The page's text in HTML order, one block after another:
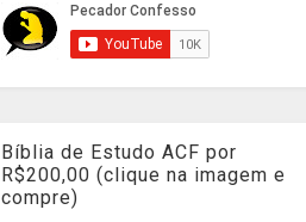
Bíblia de Estudo ACF por
R$200,00 (clique na imagem e
compre)